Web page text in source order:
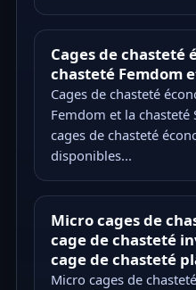
Cages de chasteté
chasteté Femdom
Cages de chasteté
Femdom et la chasteté
cages de chasteté
disponibles...
Micro cages de
cage de chasteté
cage de chasteté
Micro cages de